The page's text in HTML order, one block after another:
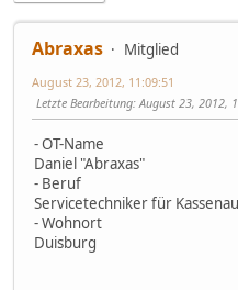
Abraxas Mitglied
August 23, 2012, 11:09:51
Letzte Bearbeitung: August 23, 2012,
- OT-Name
Daniel "Abraxas"
- Beruf
Servicetechniker für
- Wohnort
Duisburg